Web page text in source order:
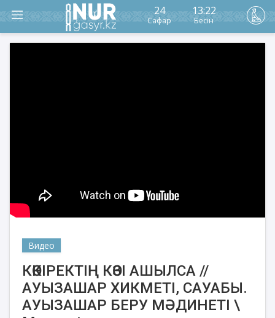
24
Сафар
13:22
Бесін
Видео
КӨКІРЕКТІҢ КӨЗІ АШЫЛСА //
АУЫЗАШАР ХИКМЕТІ, САУАБЫ.
АУЫЗАШАР БЕРУ МӘДИНЕТІ \